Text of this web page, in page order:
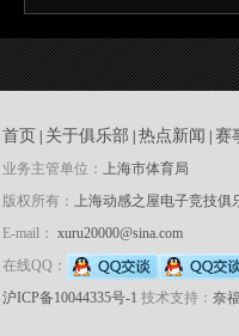
首页 关于俱乐部 热点新闻 赛
业务主管单位： 上海市体育局
版权所有： 上海动感之屋电子竞技俱
E-mail： xuru20000@sina.com
在线QQ：
沪ICP备10044335号-1 技术支持： 奈